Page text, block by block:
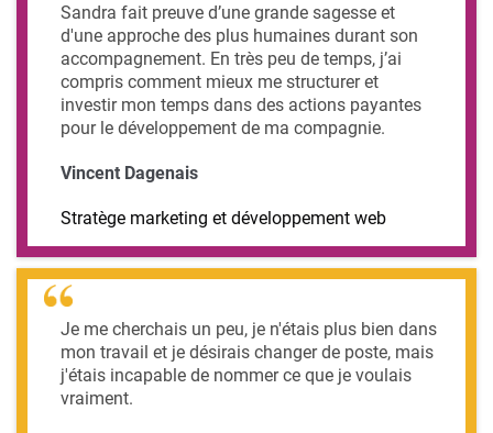
Sandra fait preuve d’une grande sagesse et
d'une approche des plus humaines durant son
accompagnement. En très peu de temps, j’ai
compris comment mieux me structurer et
investir mon temps dans des actions payantes
pour le développement de ma compagnie.
Vincent Dagenais
Stratège marketing et développement web
Je me cherchais un peu, je n'étais plus bien dans
mon travail et je désirais changer de poste, mais
j'étais incapable de nommer ce que je voulais
vraiment.